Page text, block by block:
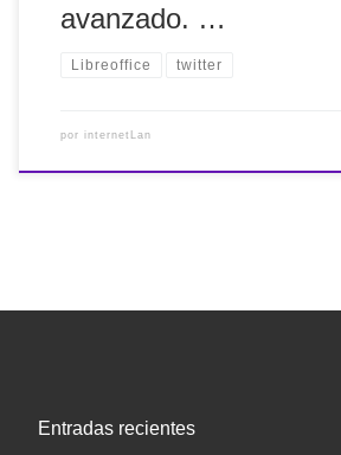
avanzado. …
Libreoffice twitter
por internetLan
Entradas recientes